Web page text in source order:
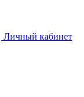
Личный кабинет